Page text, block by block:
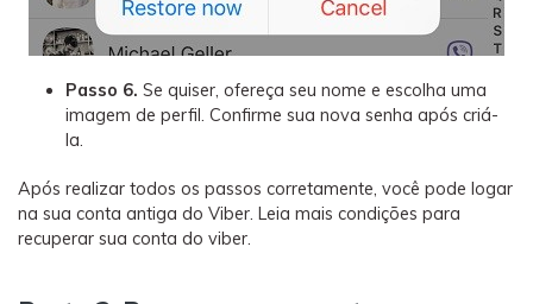
Passo 6. Se quiser, ofereça seu nome e escolha uma
imagem de perfil. Confirme sua nova senha após criá-
la.
Após realizar todos os passos corretamente, você pode logar
na sua conta antiga do Viber. Leia mais condições para
recuperar sua conta do viber.